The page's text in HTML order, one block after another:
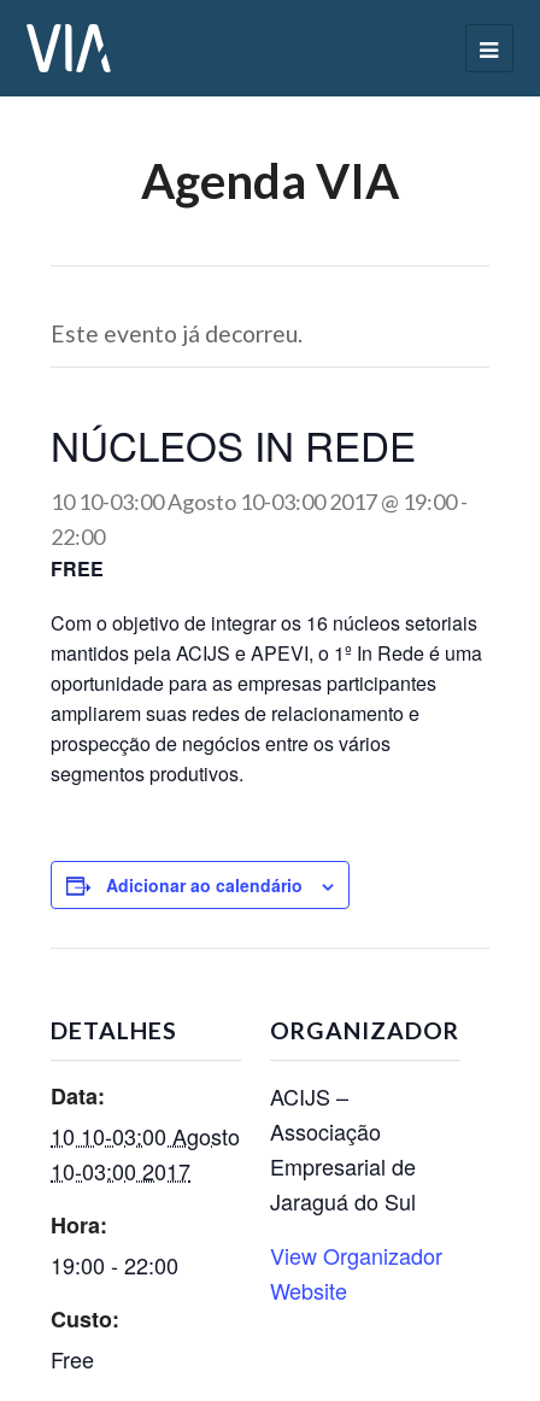
Agenda VIA
Este evento já decorreu.
NÚCLEOS IN REDE
10 10-03:00 Agosto 10-03:00 2017 @ 19:00-
22:00
FREE
Com o objetivo de integrar os 16 núcleos setoriais
mantidos pela ACIJS e APEVI, o 1º In Rede é uma
oportunidade para as empresas participantes
ampliarem suas redes de relacionamento e
prospecção de negócios entre os vários
segmentos produtivos.
Adicionar ao calendário
DETALHES
Data:
10 10-03:00 Agosto
10-03:00 2017
Hora:
19:00 - 22:00
Custo:
Free
ORGANIZADOR
ACIJS –
Associação
Empresarial de
Jaraguá do Sul
View Organizador
Website